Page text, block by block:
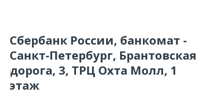
Сбербанк России, банкомат -
Санкт-Петербург, Брантовская
дорога, 3, ТРЦ Охта Молл, 1
этаж